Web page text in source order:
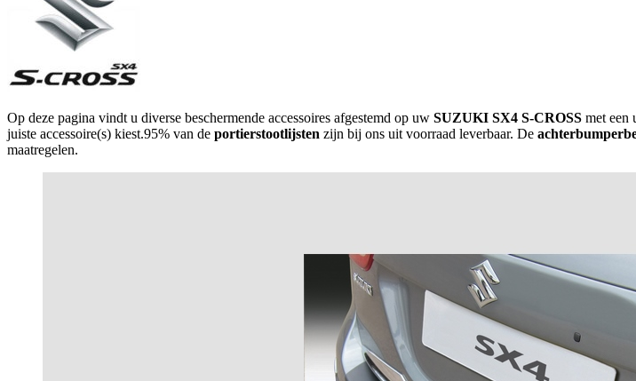
Op deze pagina vindt u diverse beschermende accessoires afgestemd op uw SUZUKI SX4 S-CROSS met een
juiste accessoire(s) kiest.95% van de portierstootlijsten zijn bij ons uit voorraad leverbaar. De
maatregelen.